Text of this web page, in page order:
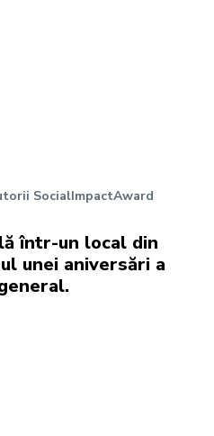
SocialImpactAward
într-un local din
unei aniversări a